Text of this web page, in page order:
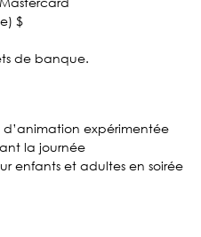
$
de banque.
expérimentée
la journée
enfants et adultes en soirée